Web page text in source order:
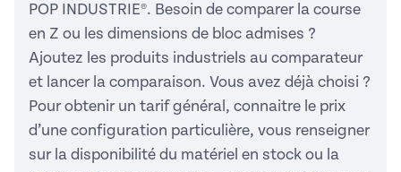
POP INDUSTRIE®. Besoin de comparer la course
en Z ou les dimensions de bloc admises ?
Ajoutez les produits industriels au comparateur
et lancer la comparaison. Vous avez déjà choisi ?
Pour obtenir un tarif général, connaitre le prix
d’une configuration particulière, vous renseigner
sur la disponibilité du matériel en stock ou la